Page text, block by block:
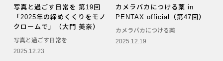
写真と過ごす日常を 第19回
「2025年の締めくくりをモノ
クロームで」（大門 美奈）
写真と過ごす日常を
2025.12.23
カメラバカにつける薬 in
PENTAX official（第47回）
カメラバカにつける薬
2025.12.19